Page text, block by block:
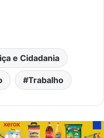
e Cidadania
Trabalho